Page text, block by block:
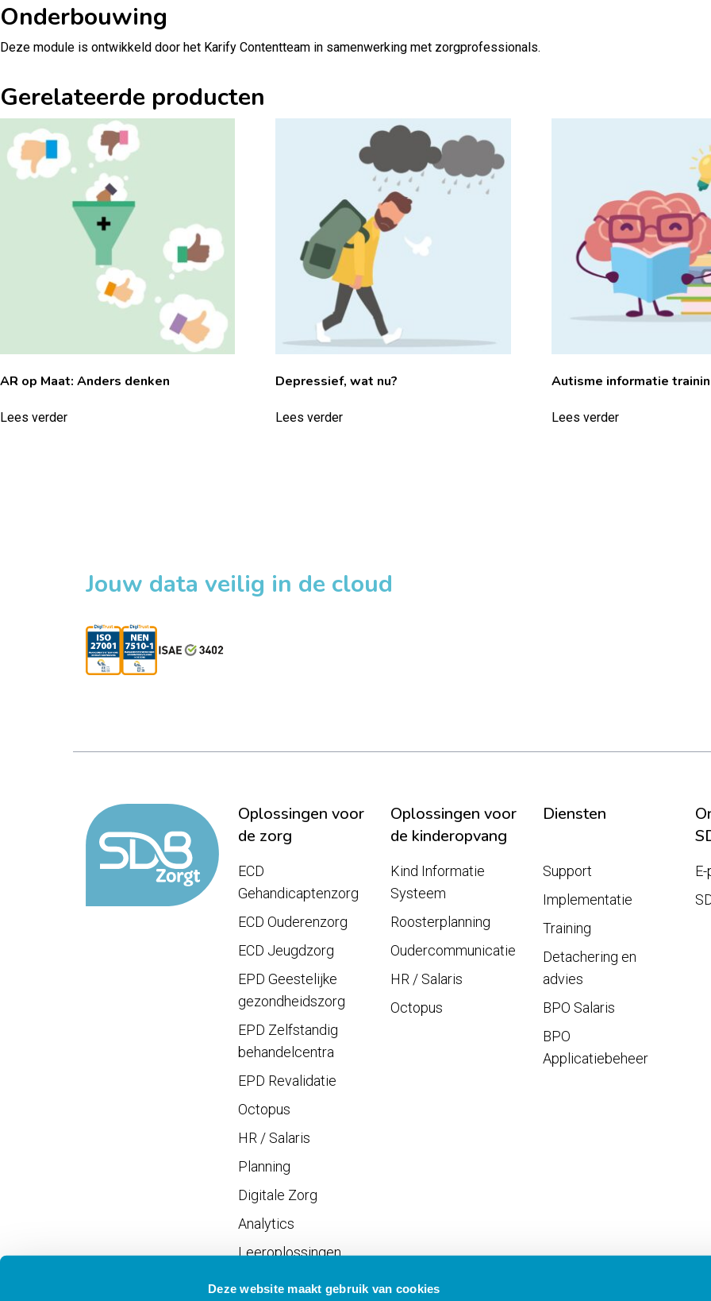
Deze website maakt gebruik van cookies
Onderbouwing
Deze module is ontwikkeld door het Karify Contentteam in samenwerking met zorgprofessionals.
Gerelateerde producten
AR op Maat: Anders denken
Lees verder
Depressief, wat nu?
Lees verder
Autisme informatie
Lees verder
Jouw data veilig in de cloud
Oplossingen voor
de zorg
Oplossingen voor
de kinderopvang
Diensten
ECD
Gehandicaptenzorg
ECD Ouderenzorg
ECD Jeugdzorg
EPD Geestelijke
gezondheidszorg
EPD Zelfstandig
behandelcentra
EPD Revalidatie
Octopus
HR / Salaris
Planning
Digitale Zorg
Analytics
Leeroplossingen
Vrijwilligersportaal
Kind Informatie
Systeem
Roosterplanning
Oudercommunicatie
HR / Salaris
Octopus
Support
Implementatie
Training
Detachering en
advies
BPO Salaris
BPO
Applicatiebeheer